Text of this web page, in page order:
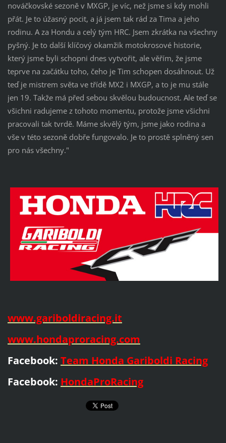
nováčkovské sezoně v MXGP, je víc, než jsme si kdy mohli
přát. Je to úžasný pocit, a já jsem tak rád za Tima a jeho
rodinu. A za Hondu a celý tým HRC. Jsem zkrátka na všechny
pyšný. Je to další klíčový okamžik motokrosové historie,
který jsme byli schopni dnes vytvořit, ale věřím, že jsme
teprve na začátku toho, čeho je Tim schopen dosáhnout. Už
teď je mistrem světa ve třídě MX2 i MXGP, a to je mu stále
jen 19. Takže má před sebou skvělou budoucnost. Ale teď se
všichni radujeme z tohoto momentu, protože jsme všichni
pracovali tak tvrdě. Máme skvělý tým, jsme jako rodina a
vše v této sezoně dobře fungovalo. Je to prostě splněný sen
pro nás všechny."
www.gariboldiracing.it
www.hondaproracing.com
Facebook: Team Honda Gariboldi Racing
Facebook: HondaProRacing